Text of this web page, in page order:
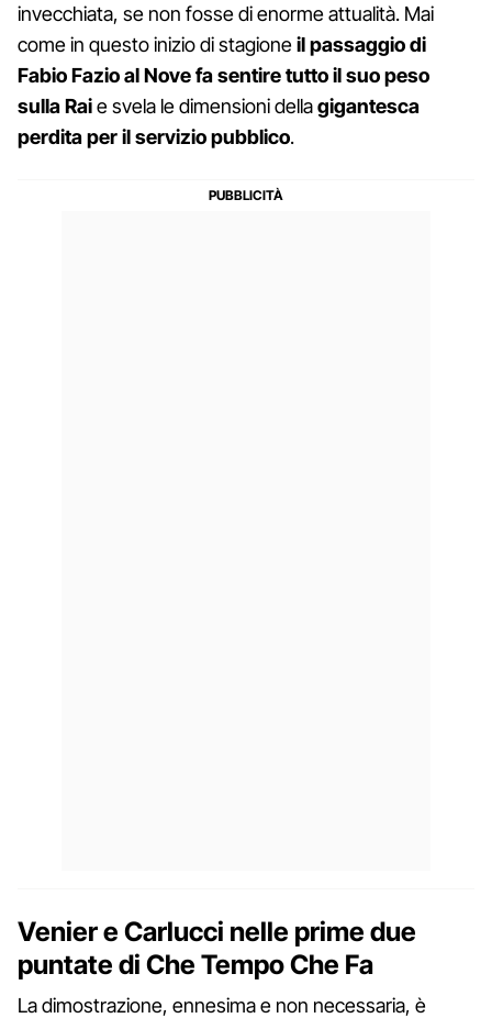
invecchiata, se non fosse di enorme attualità. Mai
come in questo inizio di stagioneil passaggio di
Fabio Fazio al Nove fa sentire tutto il suo peso
sulla Raie svela le dimensioni dellagigantesca
perdita per il servizio pubblico.
Venier e Carlucci nelle prime due
puntate di Che Tempo Che Fa
La dimostrazione, ennesima e non necessaria, è